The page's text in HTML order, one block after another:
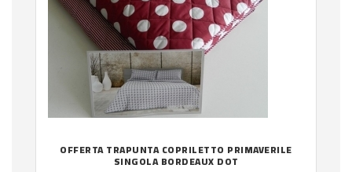
OFFERTA TRAPUNTA COPRILETTO PRIMAVERILE
SINGOLA BORDEAUX DOT